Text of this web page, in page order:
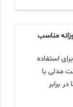
مناسب
استفاده
مدلی با
برابر